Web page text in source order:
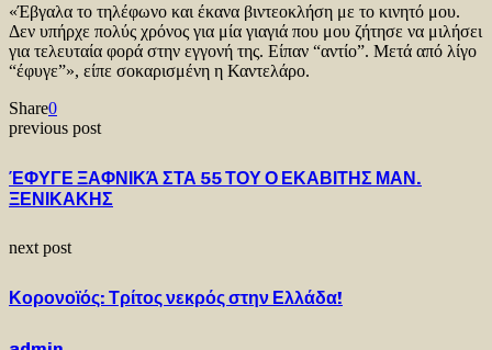
«Έβγαλα το τηλέφωνο και έκανα βιντεοκλήση με το κινητό μου.
Δεν υπήρχε πολύς χρόνος για μία γιαγιά που μου ζήτησε να μιλήσει
για τελευταία φορά στην εγγονή της. Είπαν “αντίο”. Μετά από λίγο
“έφυγε”», είπε σοκαρισμένη η Καντελάρο.
Share0
previous post
ΈΦΥΓΕ ΞΑΦΝΙΚΆ ΣΤΑ 55 ΤΟΥ Ο ΕΚΑΒΙΤΗΣ ΜΑΝ.
ΞΕΝΙΚΑΚΗΣ
next post
Κορονοϊός: Τρίτος νεκρός στην Ελλάδα!